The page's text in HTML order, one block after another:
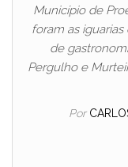
Município de
foram as
de
Pergulho e
Por